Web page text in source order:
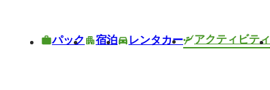
パック 宿泊 レンタカー アクティビティ